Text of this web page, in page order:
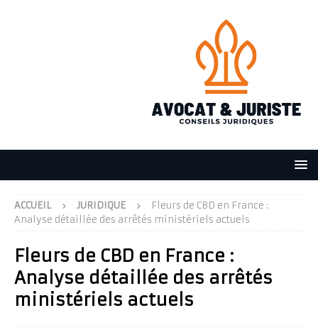
ACCUEIL JURIDIQUE
Fleurs de CBD en France :
Analyse détaillée des arrêtés ministériels actuels
Fleurs de CBD en France :
Analyse détaillée des arrêtés
ministériels actuels